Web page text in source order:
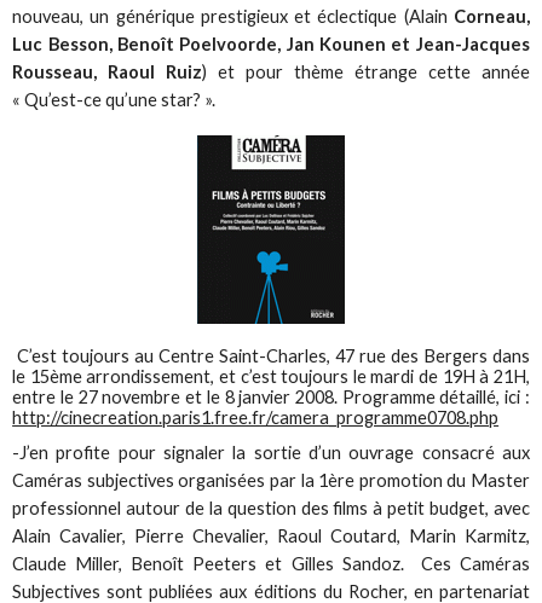
nouveau, un générique prestigieux et éclectique (Alain Corneau,
Luc Besson, Benoît Poelvoorde, Jan Kounen et Jean-Jacques
Rousseau, Raoul Ruiz) et pour thème étrange cette année
« Qu’est-ce qu’une star? ».
C’est toujours au Centre Saint-Charles, 47 rue des Bergers dans
le 15ème arrondissement, et c’est toujours le mardi de 19H à 21H,
entre le 27 novembre et le 8 janvier 2008. Programme détaillé, ici :
http://cinecreation.paris1.free.fr/camera_programme0708.php
-J’en profite pour signaler la sortie d’un ouvrage consacré aux
Caméras subjectives organisées par la 1ère promotion du Master
professionnel autour de la question des films à petit budget, avec
Alain Cavalier, Pierre Chevalier, Raoul Coutard, Marin Karmitz,
Claude Miller, Benoît Peeters et Gilles Sandoz. Ces Caméras
Subjectives sont publiées aux éditions du Rocher, en partenariat